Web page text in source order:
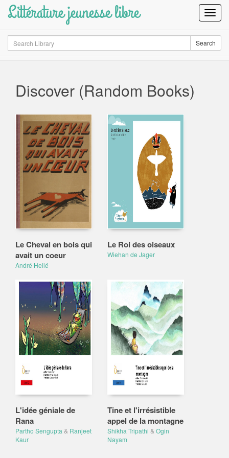
Littérature jeunesse libre
Search Search
Discover (Random Books)
Le Cheval en bois qui
avait un coeur
André Hellé
Le Roi des oiseaux
Wiehan de Jager
L'idée géniale de
Rana
Partho Sengupta & Ranjeet
Kaur
Tine et l'irrésistible
appel de la montagne
Shikha Tripathi & Ogin
Nayam